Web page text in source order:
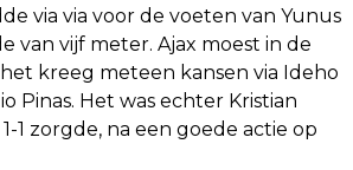
via via voor de voeten van Yunus
van vijf meter. Ajax moest in de
kreeg meteen kansen via Ideho
Pinas. Het was echter Kristian
1 zorgde, na een goede actie op